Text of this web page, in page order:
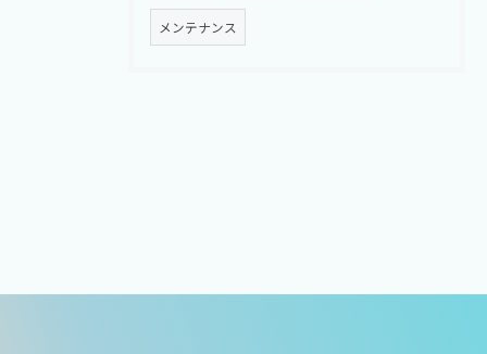
メンテナンス